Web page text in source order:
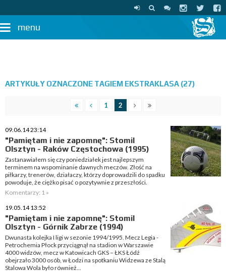
menu
ARTYKUŁY OZNACZONE TAGIEM EKSTRAKLASA (27)
1 2
09.06.14 23:14
"Pamiętam i nie zapomnę": Stomil
Olsztyn - Raków Częstochowa (1995)
Zastanawiałem się czy poniedziałek jest najlepszym
terminem na wspominanie dawnych meczów. Złość na
piłkarzy, trenerów, działaczy, którzy doprowadzili do spadku
powoduje, że ciężko pisać o pozytywnie z przeszłości.
Komentarzy: 1 »
19.05.14 13:52
"Pamiętam i nie zapomnę": Stomil
Olsztyn - Górnik Zabrze (1994)
Dwunasta kolejka I ligi w sezonie 1994/1995. Mecz Legia -
Petrochemia Płock przyciągnął na stadion w Warszawie
4000 widzów, mecz w Katowicach GKS – ŁKS Łódź
obejrzało 3000 osób, w Łodzi na spotkaniu Widzewa ze Stalą
Stalowa Wola było również...